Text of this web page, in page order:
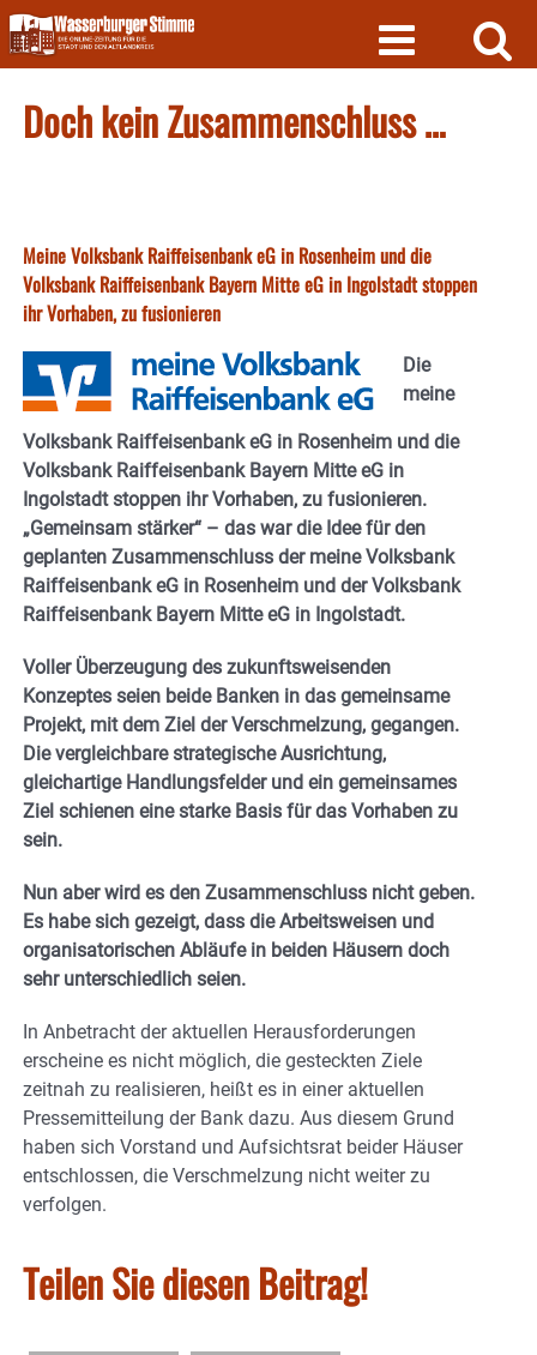
Skip
to
content
Doch kein Zusammenschluss …
Meine Volksbank Raiffeisenbank eG in Rosenheim und die
Volksbank Raiffeisenbank Bayern Mitte eG in Ingolstadt stoppen
ihr Vorhaben, zu fusionieren
Die
meine
Volksbank Raiffeisenbank eG in Rosenheim und die
Volksbank Raiffeisenbank Bayern Mitte eG in
Ingolstadt stoppen ihr Vorhaben, zu fusionieren.
„Gemeinsam stärker“ – das war die Idee für den
geplanten Zusammenschluss der meine Volksbank
Raiffeisenbank eG in Rosenheim und der Volksbank
Raiffeisenbank Bayern Mitte eG in Ingolstadt.
Voller Überzeugung des zukunftsweisenden
Konzeptes seien beide Banken in das gemeinsame
Projekt, mit dem Ziel der Verschmelzung, gegangen.
Die vergleichbare strategische Ausrichtung,
gleichartige Handlungsfelder und ein gemeinsames
Ziel schienen eine starke Basis für das Vorhaben zu
sein.
Nun aber wird es den Zusammenschluss nicht geben.
Es habe sich gezeigt, dass die Arbeitsweisen und
organisatorischen Abläufe in beiden Häusern doch
sehr unterschiedlich seien.
In Anbetracht der aktuellen Herausforderungen
erscheine es nicht möglich, die gesteckten Ziele
zeitnah zu realisieren, heißt es in einer aktuellen
Pressemitteilung der Bank dazu. Aus diesem Grund
haben sich Vorstand und Aufsichtsrat beider Häuser
entschlossen, die Verschmelzung nicht weiter zu
verfolgen.
Teilen Sie diesen Beitrag!